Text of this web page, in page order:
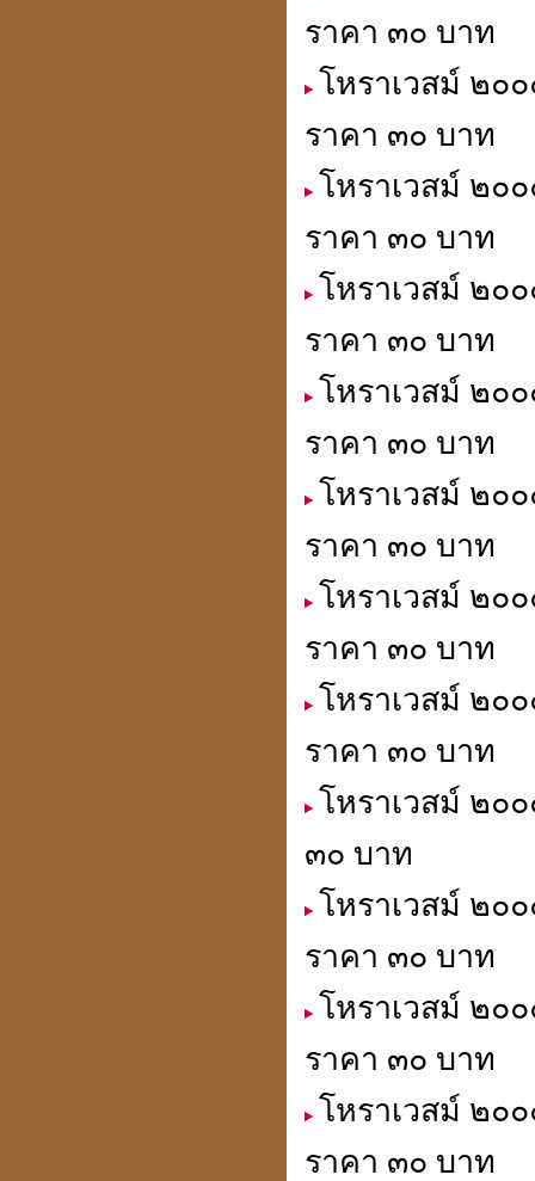
ราคา ๓๐ บาท
โหราเวสม์ ๒
ราคา ๓๐ บาท
โหราเวสม์ ๒
ราคา ๓๐ บาท
โหราเวสม์ ๒
ราคา ๓๐ บาท
โหราเวสม์ ๒
ราคา ๓๐ บาท
โหราเวสม์ ๒
ราคา ๓๐ บาท
โหราเวสม์ ๒
ราคา ๓๐ บาท
โหราเวสม์ ๒
ราคา ๓๐ บาท
โหราเวสม์ ๒
๓๐ บาท
โหราเวสม์ ๒
ราคา ๓๐ บาท
โหราเวสม์ ๒
ราคา ๓๐ บาท
โหราเวสม์ ๒
ราคา ๓๐ บาท